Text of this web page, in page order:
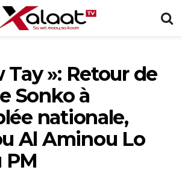
Tay »: Retour de
Sonko à
nationale,
Al Aminou Lo
PM